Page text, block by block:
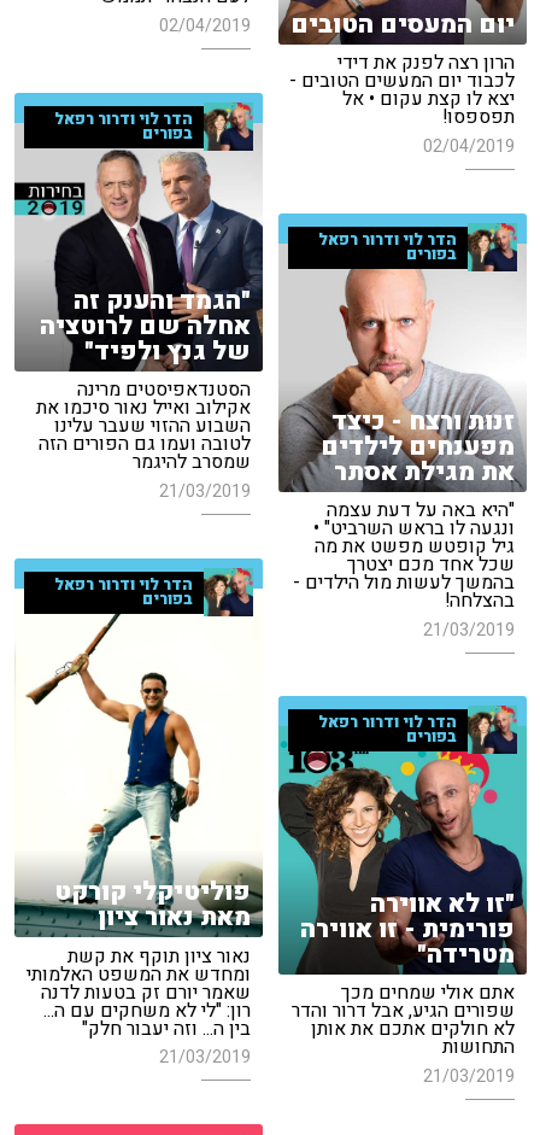
02/04/2019 יום המעסים הטובים
הרון רצה לפנק את דידי
לכבוד יום המעשים הטובים -
יצא לו קצת עקום • אל
תפספסו!
02/04/2019
הדר לוי ודרור רפאל
בפורים
"הגמד והענק זה
אחלה שם לרוטציה
של גנץ ולפיד"
הסטנדאפיסטים מרינה
אקילוב ואייל נאור סיכמו את
השבוע ההזוי שעבר עלינו
לטובה ועמו גם הפורים הזה
שמסרב להיגמר
21/03/2019
הדר לוי ודרור רפאל
בפורים
זנות ורצח - כיצד
מפענחים לילדים
את מגילת אסתר
"היא באה על דעת עצמה
ונגעה לו בראש השרביט" •
גיל קופטש מפשט את מה
שכל אחד מכם יצטרך
בהמשך לעשות מול הילדים -
בהצלחה!
21/03/2019
הדר לוי ודרור רפאל
בפורים
פוליטיקלי קורקט
מאת נאור ציון
נאור ציון תוקף את קשת
ומחדש את המשפט האלמותי
שאמר יורם זק בטעות לדנה
רון: "לי לא משחקים עם ה...
בין ה... וזה יעבור חלק"
21/03/2019
הדר לוי ודרור רפאל
בפורים
"זו לא אווירה
פורימית - זו אווירה
מטרידה"
אתם אולי שמחים מכך
שפורים הגיע, אבל דרור והדר
לא חולקים אתכם את אותן
התחושות
21/03/2019